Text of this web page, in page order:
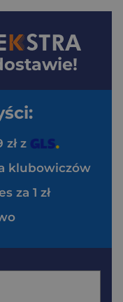
z
klubowiczów
za 1 zł